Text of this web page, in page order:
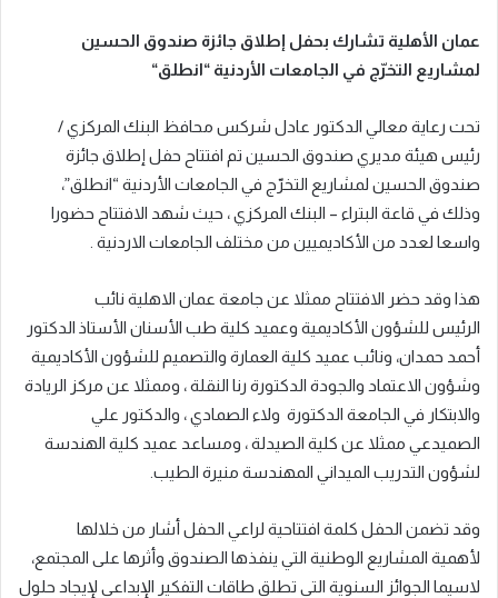
عمان الأهلية تشارك بحفل إطلاق جائزة صندوق الحسين
لمشاريع التخرّج في الجامعات الأردنية “انطلق“
تحت رعاية معالي الدكتور عادل شركس محافظ البنك المركزي /
رئيس هيئة مديري صندوق الحسين تم افتتاح حفل إطلاق جائزة
صندوق الحسين لمشاريع التخرّج في الجامعات الأردنية “انطلق”،
وذلك في قاعة البتراء – البنك المركزي ، حيث شهد الافتتاح حضورا
واسعا لعدد من الأكاديميين من مختلف الجامعات الاردنية .
هذا وقد حضر الافتتاح ممثلا عن جامعة عمان الاهلية نائب
الرئيس للشؤون الأكاديمية وعميد كلية طب الأسنان الأستاذ الدكتور
أحمد حمدان، ونائب عميد كلية العمارة والتصميم للشؤون الأكاديمية
وشؤون الاعتماد والجودة الدكتورة رنا النقلة ، وممثلا عن مركز الريادة
والابتكار في الجامعة الدكتورة ولاء الصمادي ، والدكتور علي
الصميدعي ممثلا عن كلية الصيدلة ، ومساعد عميد كلية الهندسة
لشؤون التدريب الميداني المهندسة منيرة الطيب.
وقد تضمن الحفل كلمة افتتاحية لراعي الحفل أشار من خلالها
لأهمية المشاريع الوطنية التي ينفذها الصندوق وأثرها على المجتمع،
لاسيما الجوائز السنوية التي تطلق طاقات التفكير الإبداعي لإيجاد حلول